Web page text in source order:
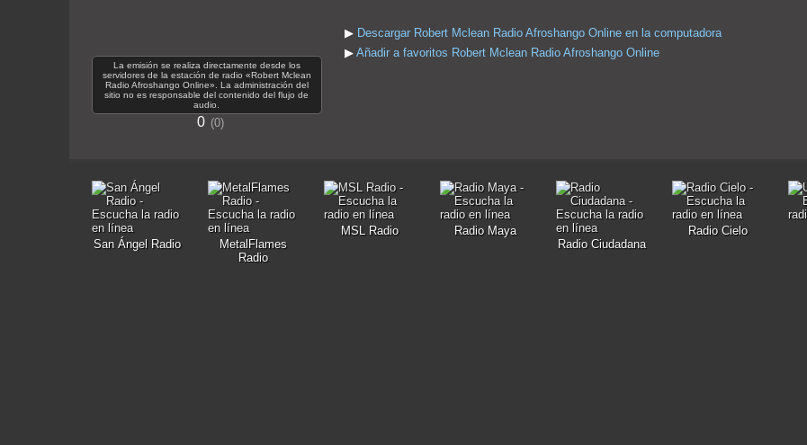
La emisión se realiza directamente desde los
servidores de la estación de radio «Robert Mclean
Radio Afroshango Online». La administración del
sitio no es responsable del contenido del flujo de
audio.
0 0
▶ Descargar Robert Mclean Radio Afroshango Online en la computadora
▶ Añadir a favoritos Robert Mclean Radio Afroshango Online
San Ángel Radio
MetalFlames
Radio
MSL Radio
Radio Maya
Radio Ciudadana
Radio Cielo